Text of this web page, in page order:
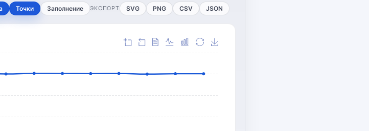
Точки Заполнение ЭКСПОРТ SVG PNG CSV JSON